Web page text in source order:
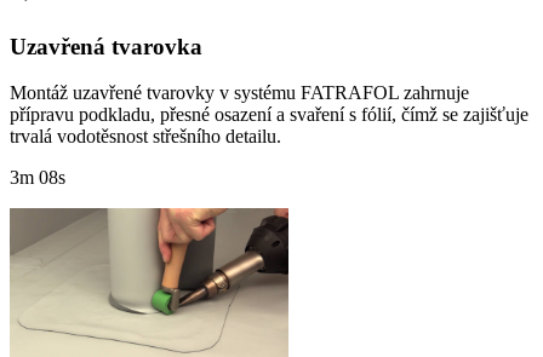
Uzavřená tvarovka
Montáž uzavřené tvarovky v systému FATRAFOL zahrnuje
přípravu podkladu, přesné osazení a svaření s fólií, čímž se zajišťuje
trvalá vodotěsnost střešního detailu.
3m 08s